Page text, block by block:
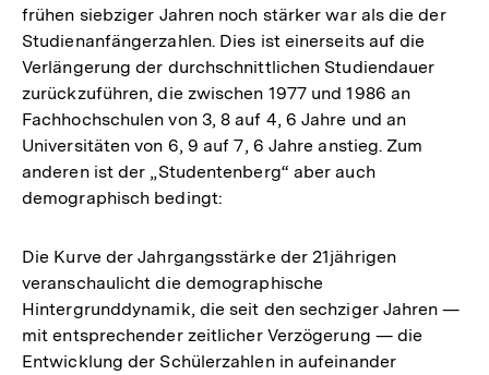
frühen siebziger Jahren noch stärker war als die der
Studienanfängerzahlen. Dies ist einerseits auf die
Verlängerung der durchschnittlichen Studiendauer
zurückzuführen, die zwischen 1977 und 1986 an
Fachhochschulen von 3, 8 auf 4, 6 Jahre und an
Universitäten von 6, 9 auf 7, 6 Jahre anstieg. Zum
anderen ist der „Studentenberg“ aber auch
demographisch bedingt:
Die Kurve der Jahrgangsstärke der 21jährigen
veranschaulicht die demographische
Hintergrunddynamik, die seit den sechziger Jahren —
mit entsprechender zeitlicher Verzögerung — die
Entwicklung der Schülerzahlen in aufeinander